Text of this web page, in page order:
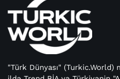
"Türk Dünyası" (Turkic.World)